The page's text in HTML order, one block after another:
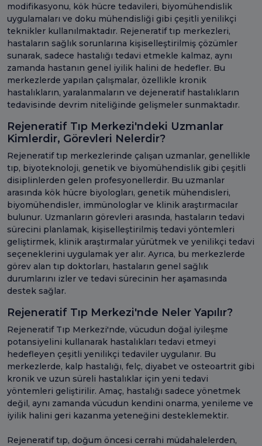
modifikasyonu, kök hücre tedavileri, biyomühendislik
uygulamaları ve doku mühendisliği gibi çeşitli yenilikçi
teknikler kullanılmaktadır. Rejeneratif tıp merkezleri,
hastaların sağlık sorunlarına kişiselleştirilmiş çözümler
sunarak, sadece hastalığı tedavi etmekle kalmaz, aynı
zamanda hastanın genel iyilik halini de hedefler. Bu
merkezlerde yapılan çalışmalar, özellikle kronik
hastalıkların, yaralanmaların ve dejeneratif hastalıkların
tedavisinde devrim niteliğinde gelişmeler sunmaktadır.
Rejeneratif Tıp Merkezi'ndeki Uzmanlar
Kimlerdir, Görevleri Nelerdir?
Rejeneratif tıp merkezlerinde çalışan uzmanlar, genellikle
tıp, biyoteknoloji, genetik ve biyomühendislik gibi çeşitli
disiplinlerden gelen profesyonellerdir. Bu uzmanlar
arasında kök hücre biyologları, genetik mühendisleri,
biyomühendisler, immünologlar ve klinik araştırmacılar
bulunur. Uzmanların görevleri arasında, hastaların tedavi
sürecini planlamak, kişiselleştirilmiş tedavi yöntemleri
geliştirmek, klinik araştırmalar yürütmek ve yenilikçi tedavi
seçeneklerini uygulamak yer alır. Ayrıca, bu merkezlerde
görev alan tıp doktorları, hastaların genel sağlık
durumlarını izler ve tedavi sürecinin her aşamasında
destek sağlar.
Rejeneratif Tıp Merkezi'nde Neler Yapılır?
Rejeneratif Tıp Merkezi'nde, vücudun doğal iyileşme
potansiyelini kullanarak hastalıkları tedavi etmeyi
hedefleyen çeşitli yenilikçi tedaviler uygulanır. Bu
merkezlerde, kalp hastalığı, felç, diyabet ve osteoartrit gibi
kronik ve uzun süreli hastalıklar için yeni tedavi
yöntemleri geliştirilir. Amaç, hastalığı sadece yönetmek
değil, aynı zamanda vücudun kendini onarma, yenileme ve
iyilik halini geri kazanma yeteneğini desteklemektir.
Rejeneratif tıp, doğum öncesi cerrahi müdahalelerden,